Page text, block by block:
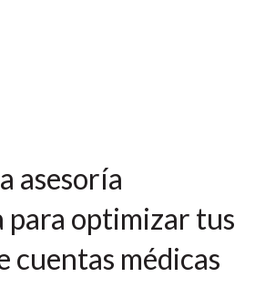
asesoría
para optimizar tus
cuentas médicas